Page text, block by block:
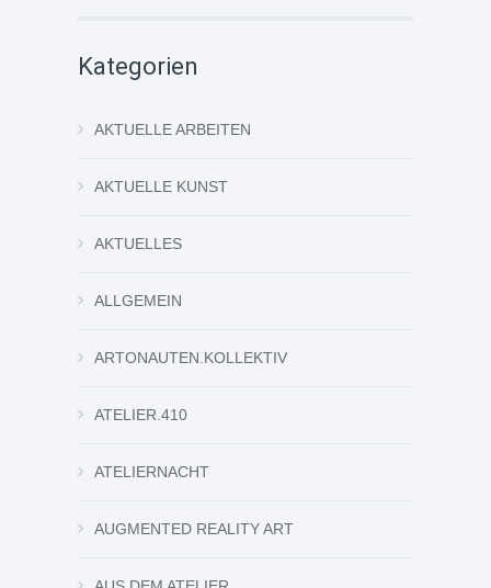
Kategorien
AKTUELLE ARBEITEN
AKTUELLE KUNST
AKTUELLES
ALLGEMEIN
ARTONAUTEN.KOLLEKTIV
ATELIER.410
ATELIERNACHT
AUGMENTED REALITY ART